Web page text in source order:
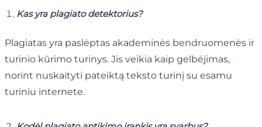
Kas yra plagiato detektorius?
Plagiatas yra paslėptas akademinės bendruomenės ir
turinio kūrimo turinys. Jis veikia kaip gelbėjimas,
norint nuskaityti pateiktą teksto turinį su esamu
turiniu internete.